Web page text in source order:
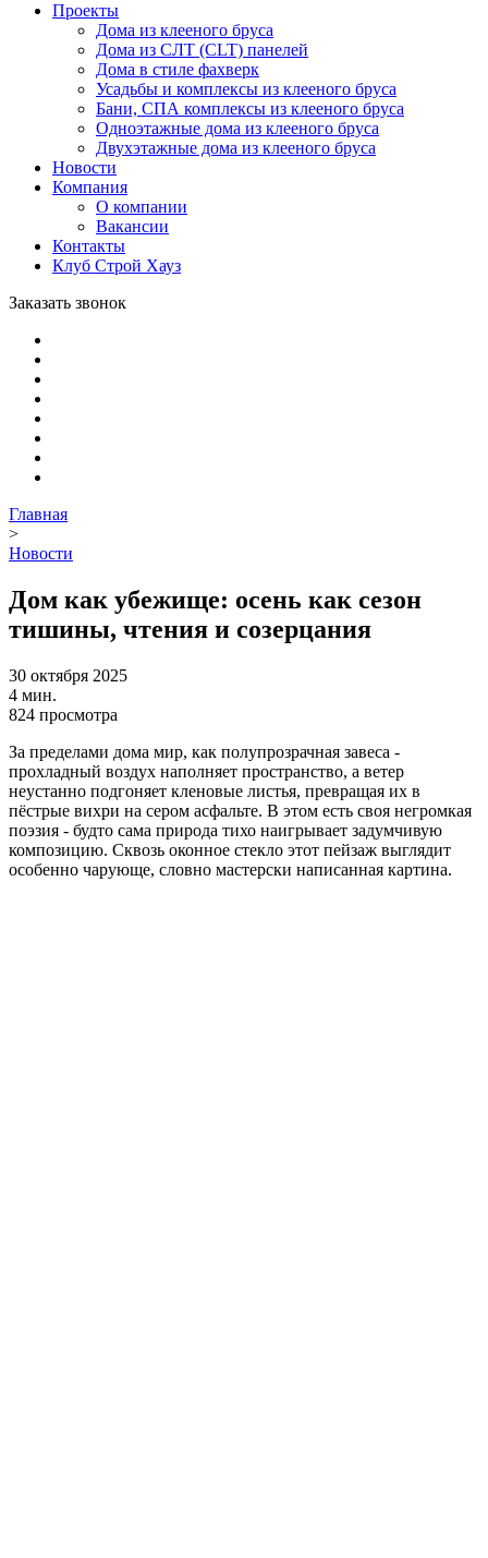
Проекты
Дома из клееного бруса
Дома из СЛТ (CLT) панелей
Дома в стиле фахверк
Усадьбы и комплексы из клееного бруса
Бани, СПА комплексы из клееного бруса
Одноэтажные дома из клееного бруса
Двухэтажные дома из клееного бруса
Новости
Компания
О компании
Вакансии
Контакты
Клуб Строй Хауз
Заказать звонок
Главная
>
Новости
Дом как убежище: осень как сезон
тишины, чтения и созерцания
30 октября 2025
4 мин.
824 просмотра
За пределами дома мир, как полупрозрачная завеса -
прохладный воздух наполняет пространство, а ветер
неустанно подгоняет кленовые листья, превращая их в
пёстрые вихри на сером асфальте. В этом есть своя негромкая
поэзия - будто сама природа тихо наигрывает задумчивую
композицию. Сквозь оконное стекло этот пейзаж выглядит
особенно чарующе, словно мастерски написанная картина.